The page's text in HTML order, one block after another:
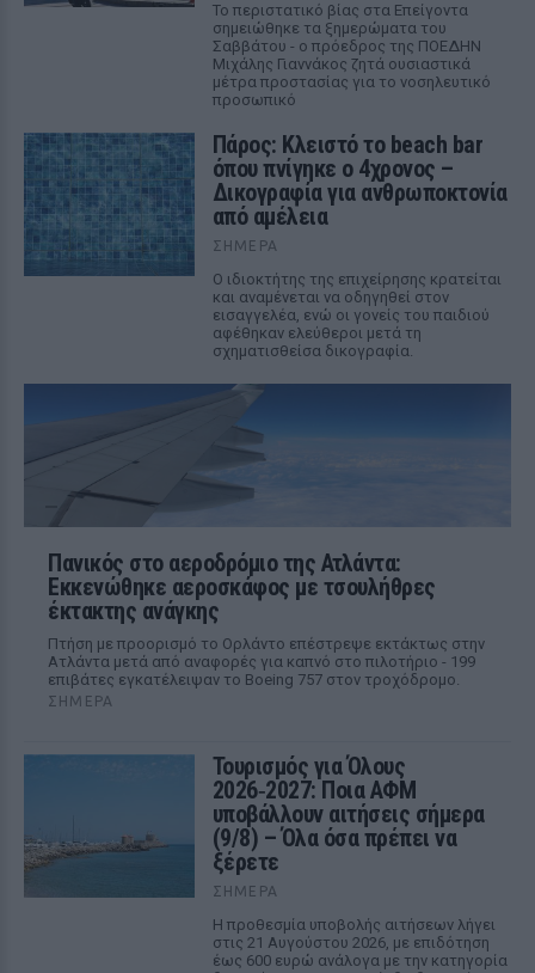
Το περιστατικό βίας στα Επείγοντα
σημειώθηκε τα ξημερώματα του
Σαββάτου - ο πρόεδρος της ΠΟΕΔΗΝ
Μιχάλης Γιαννάκος ζητά ουσιαστικά
μέτρα προστασίας για το νοσηλευτικό
προσωπικό
Πάρος: Κλειστό το beach bar
όπου πνίγηκε ο 4χρονος –
Δικογραφία για ανθρωποκτονία
από αμέλεια
ΣΉΜΕΡΑ
Ο ιδιοκτήτης της επιχείρησης κρατείται
και αναμένεται να οδηγηθεί στον
εισαγγελέα, ενώ οι γονείς του παιδιού
αφέθηκαν ελεύθεροι μετά τη
σχηματισθείσα δικογραφία.
Πανικός στο αεροδρόμιο της Ατλάντα:
Εκκενώθηκε αεροσκάφος με τσουλήθρες
έκτακτης ανάγκης
Πτήση με προορισμό το Ορλάντο επέστρεψε εκτάκτως στην
Ατλάντα μετά από αναφορές για καπνό στο πιλοτήριο - 199
επιβάτες εγκατέλειψαν το Boeing 757 στον τροχόδρομο.
ΣΉΜΕΡΑ
Τουρισμός για Όλους
2026‑2027: Ποια ΑΦΜ
υποβάλλουν αιτήσεις σήμερα
(9/8) – Όλα όσα πρέπει να
ξέρετε
ΣΉΜΕΡΑ
Η προθεσμία υποβολής αιτήσεων λήγει
στις 21 Αυγούστου 2026, με επιδότηση
έως 600 ευρώ ανάλογα με την κατηγορία